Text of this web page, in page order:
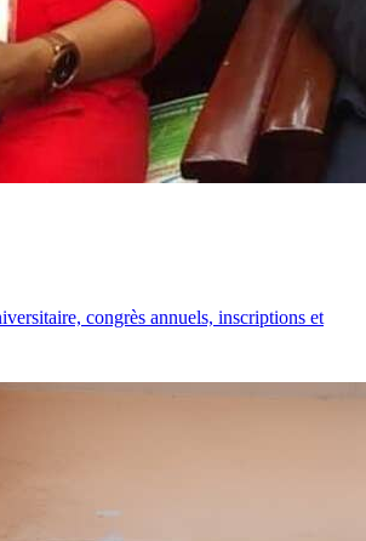
congrès annuels, inscriptions et